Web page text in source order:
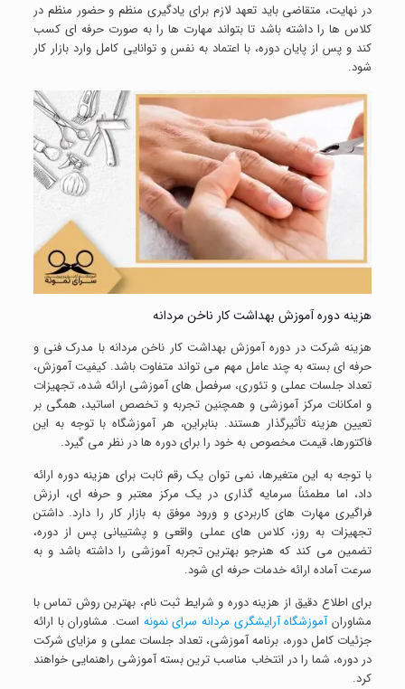
در نهایت، متقاضی باید تعهد لازم برای یادگیری منظم و حضور منظم در
کلاس ها را داشته باشد تا بتواند مهارت ها را به صورت حرفه ای کسب
کند و پس از پایان دوره، با اعتماد به نفس و توانایی کامل وارد بازار کار
شود.
هزینه دوره آموزش بهداشت کار ناخن مردانه
هزینه شرکت در دوره آموزش بهداشت کار ناخن مردانه با مدرک فنی و
حرفه ای بسته به چند عامل مهم می تواند متفاوت باشد. کیفیت آموزش،
تعداد جلسات عملی و تئوری، سرفصل های آموزشی ارائه شده، تجهیزات
و امکانات مرکز آموزشی و همچنین تجربه و تخصص اساتید، همگی بر
تعیین هزینه تأثیرگذار هستند. بنابراین، هر آموزشگاه با توجه به این
فاکتورها، قیمت مخصوص به خود را برای دوره ها در نظر می گیرد.
با توجه به این متغیرها، نمی توان یک رقم ثابت برای هزینه دوره ارائه
داد، اما مطمئناً سرمایه گذاری در یک مرکز معتبر و حرفه ای، ارزش
فراگیری مهارت های کاربردی و ورود موفق به بازار کار را دارد. داشتن
تجهیزات به روز، کلاس های عملی واقعی و پشتیبانی پس از دوره،
تضمین می کند که هنرجو بهترین تجربه آموزشی را داشته باشد و به
سرعت آماده ارائه خدمات حرفه ای شود.
برای اطلاع دقیق از هزینه دوره و شرایط ثبت نام، بهترین روش تماس با
مشاورانآموزشگاه آرایشگری مردانه سرای نمونه است. مشاوران با ارائه
جزئیات کامل دوره، برنامه آموزشی، تعداد جلسات عملی و مزایای شرکت
در دوره، شما را در انتخاب مناسب ترین بسته آموزشی راهنمایی خواهند
کرد.